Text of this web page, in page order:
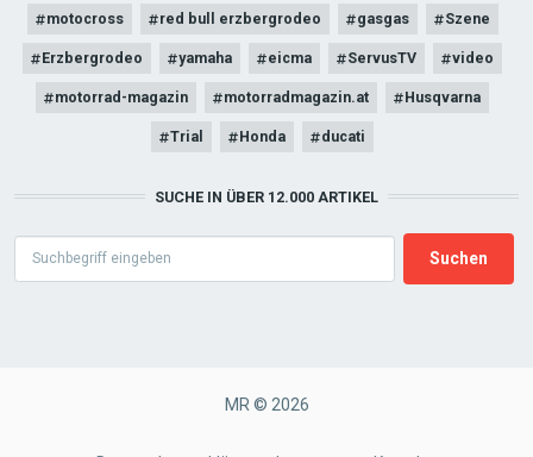
motocross red bull erzbergrodeo gasgas Szene
Erzbergrodeo yamaha eicma ServusTV video
motorrad-magazin motorradmagazin.at Husqvarna
Trial Honda ducati
SUCHE IN ÜBER 12.000 ARTIKEL
MR © 2026